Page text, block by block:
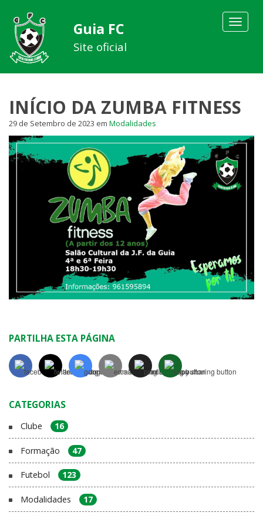
Toggle
Guia FC
Site oficial
INÍCIO DA ZUMBA FITNESS
29 de Setembro de 2023 em Modalidades
PARTILHA ESTA PÁGINA
CATEGORIAS
Clube 16
Formação 47
Futebol 123
Modalidades 17